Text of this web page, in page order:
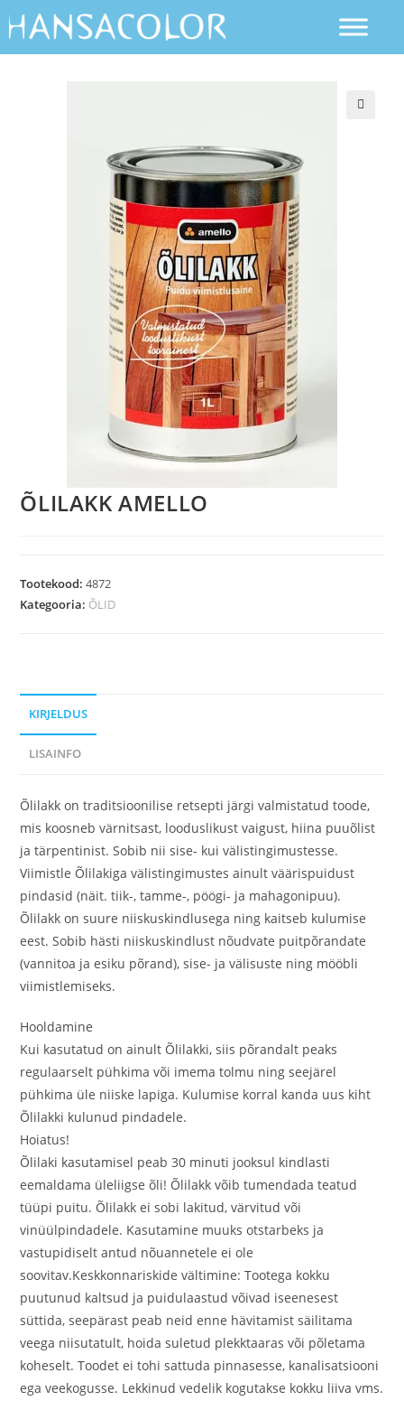
ÕLILAKK AMELLO
Tootekood:4872
Kategooria: ÕLID
KIRJELDUS
LISAINFO
Õlilakk on traditsioonilise retsepti järgi valmistatud toode,
mis koosneb värnitsast, looduslikust vaigust, hiina puuõlist
ja tärpentinist. Sobib nii sise- kui välistingimustesse.
Viimistle Õlilakiga välistingimustes ainult väärispuidust
pindasid (näit. tiik-, tamme-, pöögi- ja mahagonipuu).
Õlilakk on suure niiskuskindlusega ning kaitseb kulumise
eest. Sobib hästi niiskuskindlust nõudvate puitpõrandate
(vannitoa ja esiku põrand), sise- ja välisuste ning mööbli
viimistlemiseks.
Hooldamine
Kui kasutatud on ainult Õlilakki, siis põrandalt peaks
regulaarselt pühkima või imema tolmu ning seejärel
pühkima üle niiske lapiga. Kulumise korral kanda uus kiht
Õlilakki kulunud pindadele.
Hoiatus!
Õlilaki kasutamisel peab 30 minuti jooksul kindlasti
eemaldama üleliigse õli! Õlilakk võib tumendada teatud
tüüpi puitu. Õlilakk ei sobi lakitud, värvitud või
vinüülpindadele. Kasutamine muuks otstarbeks ja
vastupidiselt antud nõuannetele ei ole
soovitav.Keskkonnariskide vältimine: Tootega kokku
puutunud kaltsud ja puidulaastud võivad iseenesest
süttida, seepärast peab neid enne hävitamist säilitama
veega niisutatult, hoida suletud plekktaaras või põletama
koheselt. Toodet ei tohi sattuda pinnasesse, kanalisatsiooni
ega veekogusse. Lekkinud vedelik kogutakse kokku liiva vms.